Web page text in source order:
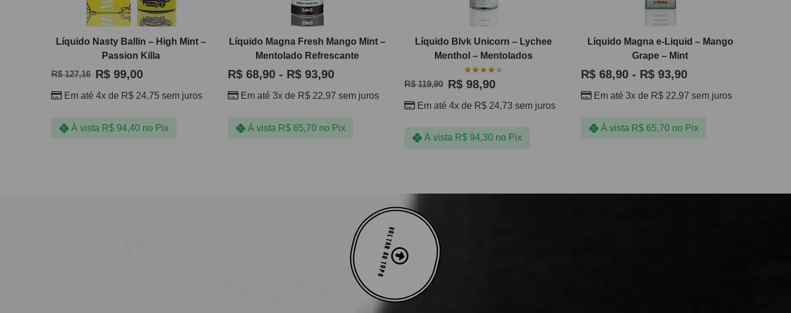
Líquido Nasty Ballin – High Mint –
Passion Killa
R$127,16 R$ 99,00
Em até 4x de R$ 24,75 sem juros
À vista R$94,40 no Pix
Líquido Magna Fresh Mango Mint –
Mentolado Refrescante
R$ 68,90 - R$ 93,90
Em até 3x de R$ 22,97 sem juros
À vista R$65,70 no Pix
Líquido Blvk Unicorn – Lychee
Menthol – Mentolados
R$119,90 R$98,90
Em até 4x de R$24,73 sem juros
À vista R$94,30 no Pix
Líquido Magna e-Liquid – Mango
Grape – Mint
R$68,90 - R$93,90
Em até 3x de R$22,97 sem juros
À vista R$65,70 no Pix
VOLTAR AO TOPO